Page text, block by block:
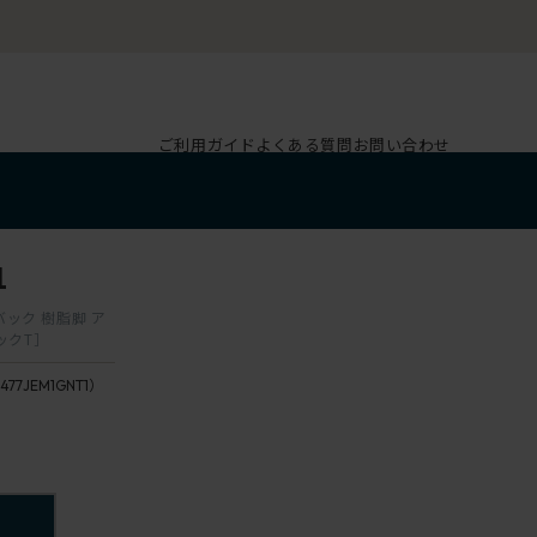
ご利用ガイド よくある質問お問い合わせ
ック 樹脂脚 ア
T］
）